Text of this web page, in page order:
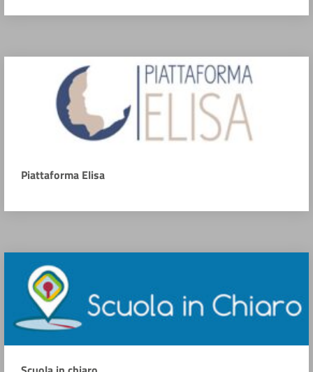
Piattaforma Elisa